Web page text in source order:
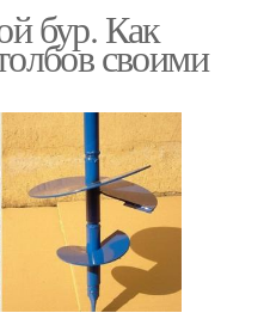
бур. Как
своими